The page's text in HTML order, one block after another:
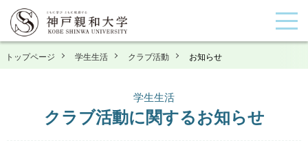
トップページ 学生生活 クラブ活動 お知らせ
学生生活
クラブ活動に関するお知らせ